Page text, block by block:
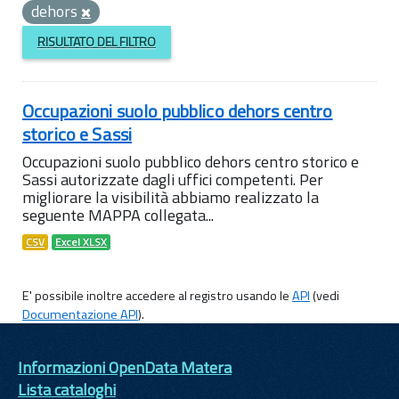
dehors
RISULTATO DEL FILTRO
Occupazioni suolo pubblico dehors centro
storico e Sassi
Occupazioni suolo pubblico dehors centro storico e
Sassi autorizzate dagli uffici competenti. Per
migliorare la visibilità abbiamo realizzato la
seguente MAPPA collegata...
CSV Excel XLSX
E' possibile inoltre accedere al registro usando leAPI(vedi
Documentazione API).
Informazioni OpenData Matera
Lista cataloghi